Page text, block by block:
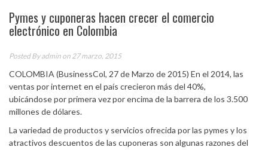
Pymes y cuponeras hacen crecer el comercio
electrónico en Colombia
Posted Byadmin on 27 marzo, 2015
COLOMBIA (BusinessCol, 27 de Marzo de 2015) En el 2014, las
ventas por internet en el país crecieron más del 40%,
ubicándose por primera vez por encima de la barrera de los 3.500
millones de dólares.
La variedad de productos y servicios ofrecida por las pymes y los
atractivos descuentos de las cuponeras son algunas razones del